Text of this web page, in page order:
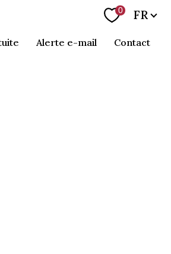
0 Langue
FR
alerte e-mail contact